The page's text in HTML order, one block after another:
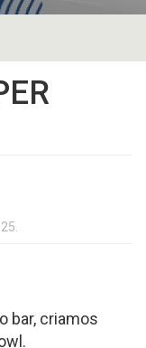
bar, criamos